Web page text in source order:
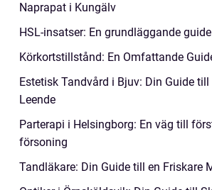
Naprapat i Kungälv
HSL-insatser: En grundläggande guide
Körkortstillstånd: En Omfattande
Estetisk Tandvård i Bjuv: Din Guide
Leende
Parterapi i Helsingborg: En väg till
försoning
Tandläkare: Din Guide till en Friskare